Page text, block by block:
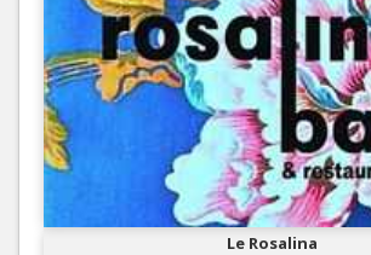
Le Rosalina